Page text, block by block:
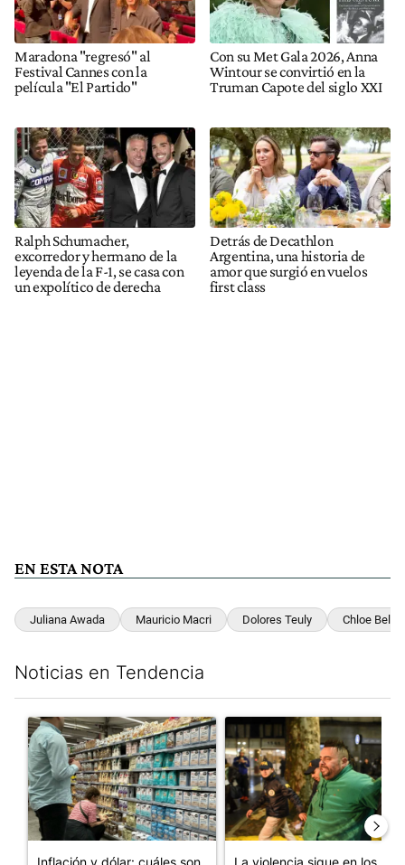
Maradona "regresó" al
Festival Cannes con la
película "El Partido"
Con su Met Gala 2026, Anna
Wintour se convirtió en la
Truman Capote del siglo XXI
Ralph Schumacher,
excorredor y hermano de la
leyenda de la F-1, se casa con
un expolítico de derecha
Detrás de Decathlon
Argentina, una historia de
amor que surgió en vuelos
first class
EN ESTA NOTA
Juliana Awada Mauricio Macri Dolores Teuly Chloe Bello
Noticias en Tendencia
Un artículo de tendencia con el título "Inflación y dólar: cuáles
Inflación y dólar: cuáles son
Un artículo de tendencia con
La violencia sigue en los